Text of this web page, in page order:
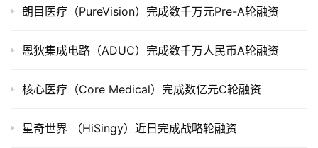
司
市
创
数
朗目医疗（PureVision）完成数千万元Pre-A轮融资
恩狄集成电路（ADUC）完成数千万人民币A轮融资
核心医疗（Core Medical）完成数亿元C轮融资
星奇世界 （HiSingy）近日完成战略轮融资